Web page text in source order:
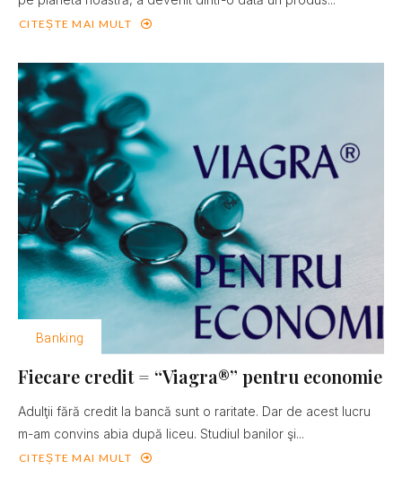
CITEȘTE MAI MULT
Banking
Fiecare credit = “Viagra®” pentru economie
Adulţii fără credit la bancă sunt o raritate. Dar de acest lucru
m-am convins abia după liceu. Studiul banilor şi...
CITEȘTE MAI MULT